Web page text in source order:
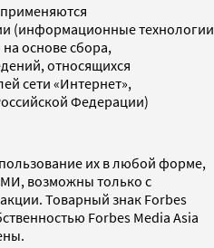
(информационные технологии
основе сбора,
относящихся
сети «Интернет»,
Федерации)
их в любой форме,
возможны только с
Товарный знак Forbes
Forbes Media Asia